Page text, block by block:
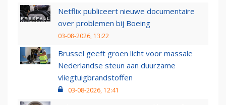
Netflix publiceert nieuwe documentaire
over problemen bij Boeing
03-08-2026, 13:22
Brussel geeft groen licht voor massale
Nederlandse steun aan duurzame
vliegtuigbrandstoffen
03-08-2026, 12:41